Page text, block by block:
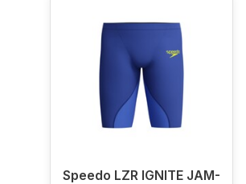
Speedo LZR IGNITE JAM-